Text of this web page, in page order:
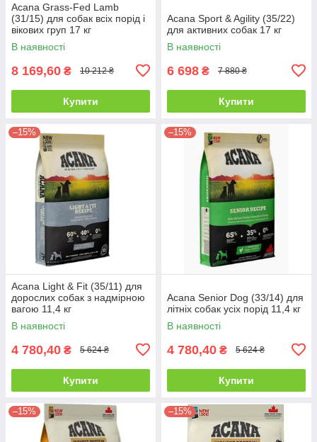
Acana Grass-Fed Lamb
(31/15) для собак всіх порід і
вікових груп 17 кг
В наявності
8 169,60 ₴ 10 212 ₴
Купити
Acana Sport & Agility (35/22)
для активних собак 17 кг
В наявності
6 698 ₴ 7 880 ₴
Купити
–15%
Acana Light & Fit (35/11) для
дорослих собак з надмірною
вагою 11,4 кг
В наявності
4 780,40 ₴ 5 624 ₴
Купити
–15%
Acana Senior Dog (33/14) для
літніх собак усіх порід 11,4 кг
В наявності
4 780,40 ₴ 5 624 ₴
Купити
–15% –15%